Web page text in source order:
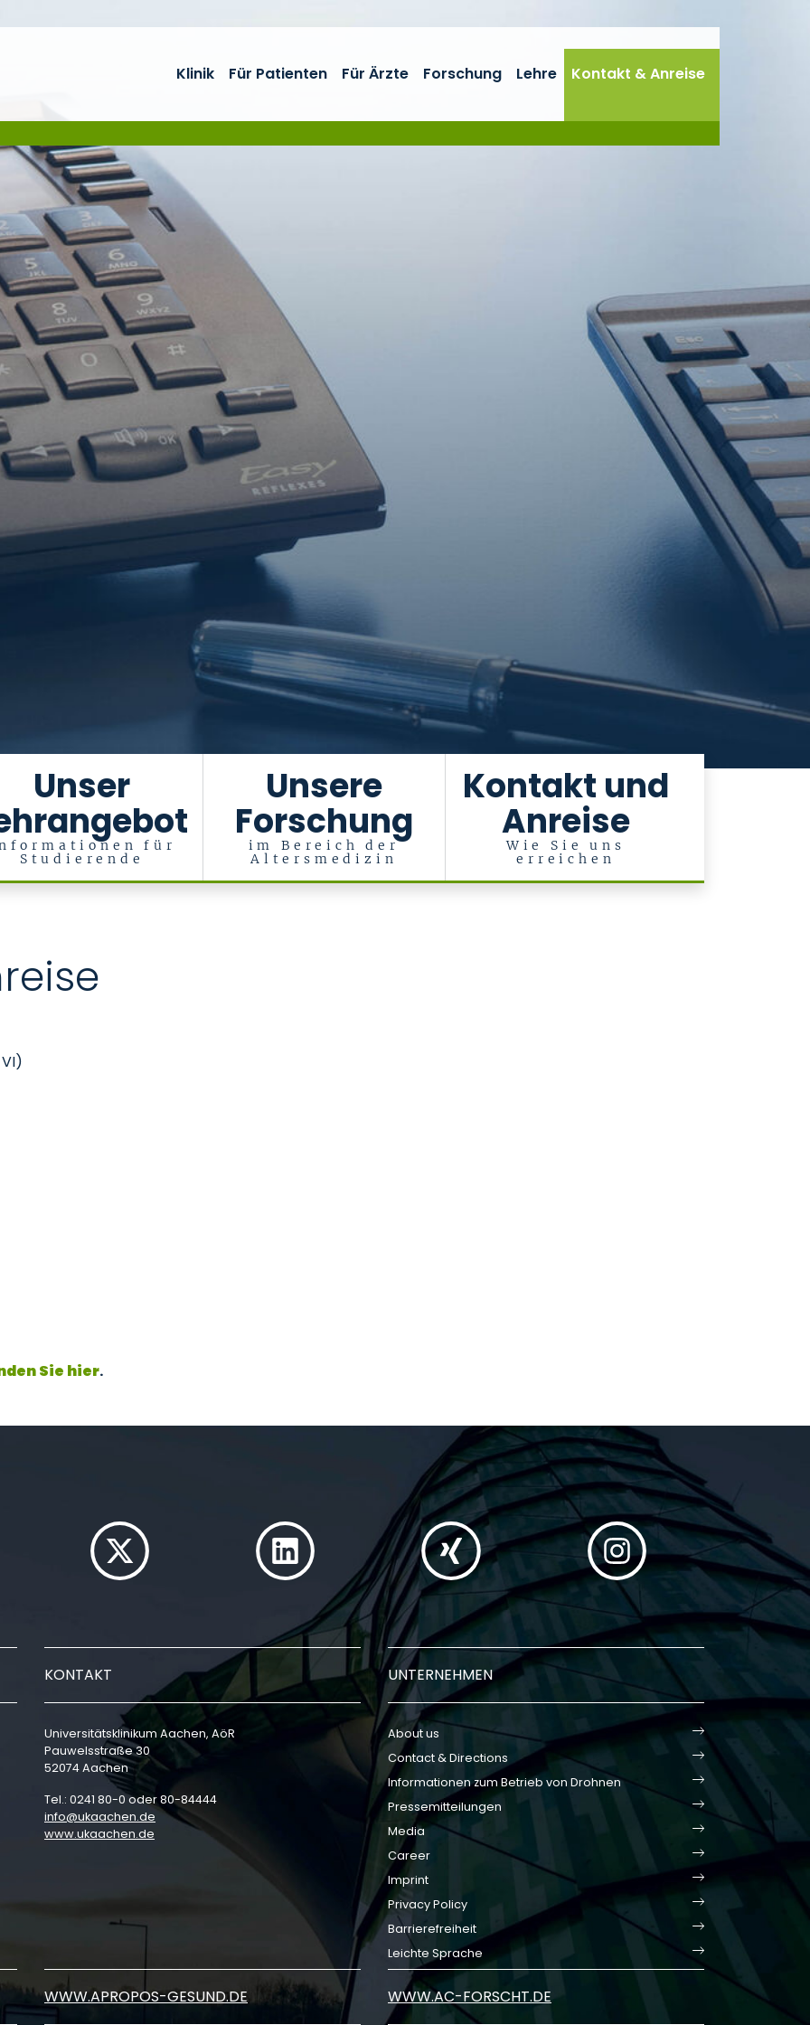
Unser
für
Studierende
Unsere
Forschung
im Bereich der
Altersmedizin
Kontakt und
Anreise
Wie Sie uns
erreichen
Klinik Für Patienten Für Ärzte Forschung Lehre Kontakt & Anreise
Sie hier.
KONTAKT
Universitätsklinikum Aachen, AöR
Pauwelsstraße 30
52074 Aachen
Tel.: 0241 80-0 oder 80-84444
info
ukaachen de
www.ukaachen.de
UNTERNEHMEN
About us
Contact & Directions
Informationen zum Betrieb von Drohnen
Pressemitteilungen
Media
Career
Imprint
Privacy Policy
Barrierefreiheit
Leichte Sprache
WWW.APROPOS-GESUND.DE WWW.AC-FORSCHT.DE